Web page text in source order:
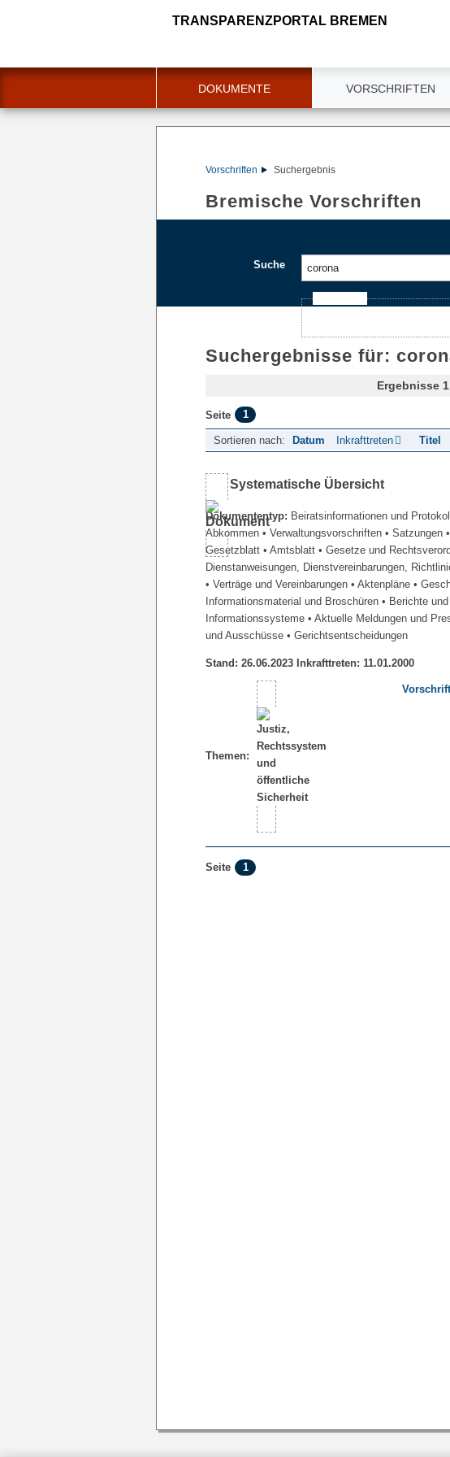
TRANSPARENZPORTAL BREMEN
DOKUMENTE VORSCHRIFTEN
Vorschriften Suchergebnis
Bremische Vorschriften
Suche
Suchergebnisse für:
Ergebnisse
Seite 1
Sortieren nach: Datum Inkrafttreten Titel
Systematische Übersicht
Dokumententyp: Beiratsinformationen und
Abkommen • Verwaltungsvorschriften • Satzungen
Gesetzblatt • Amtsblatt • Gesetze und
Dienstanweisungen, Dienstvereinbarungen,
• Verträge und Vereinbarungen • Aktenpläne •
Informationsmaterial und Broschüren • Berichte
Informationssysteme • Aktuelle Meldungen und
und Ausschüsse • Gerichtsentscheidungen
Stand: 26.06.2023 Inkrafttreten: 11.01.2000
Themen:
Seite 1